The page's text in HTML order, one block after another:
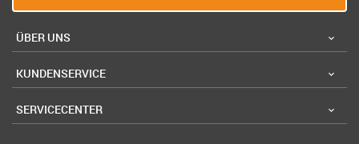
ÜBER UNS
KUNDENSERVICE
SERVICECENTER